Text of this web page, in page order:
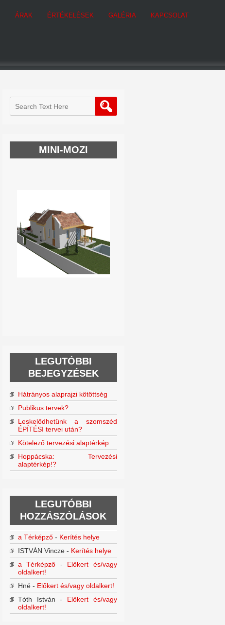
ÁRAK ÉRTÉKELÉSEK GALÉRIA KAPCSOLAT
MINI-MOZI
LEGUTÓBBI
BEJEGYZÉSEK
Hátrányos alaprajzi kötöttség
Publikus tervek?
Leskelődhetünk a szomszéd
ÉPÍTÉSI tervei után?
Kötelező tervezési alaptérkép
Hoppácska: Tervezési
alaptérkép!?
LEGUTÓBBI
HOZZÁSZÓLÁSOK
a Térképző- Kerítés helye
ISTVÁN Vincze- Kerítés helye
a Térképző - Előkert és/vagy
oldalkert!
Hné- Előkert és/vagy oldalkert!
Tóth István - Előkert és/vagy
oldalkert!